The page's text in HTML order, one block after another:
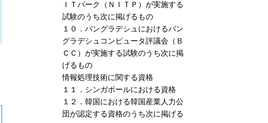
ＩＴパーク（ＮＩＴＰ）が実施する
試験のうち次に掲げるもの
１０．バングラデシュにおけるバン
グラデシュコンピュータ評議会（Ｂ
ＣＣ）が実施する試験のうち次に掲
げるもの
情報処理技術に関する資格
１１．シンガポールにおける資格
１２．韓国における韓国産業人力公
団が認定する資格のうち次に掲げる